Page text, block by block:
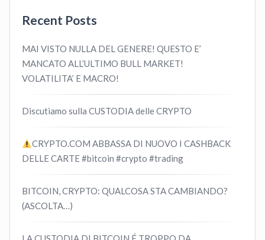
Recent Posts
MAI VISTO NULLA DEL GENERE! QUESTO E’
MANCATO ALL’ULTIMO BULL MARKET!
VOLATILITA’ E MACRO!
Discutiamo sulla CUSTODIA delle CRYPTO
CRYPTO.COM ABBASSA DI NUOVO I CASHBACK
DELLE CARTE #bitcoin #crypto #trading
BITCOIN, CRYPTO: QUALCOSA STA CAMBIANDO?
(ASCOLTA…)